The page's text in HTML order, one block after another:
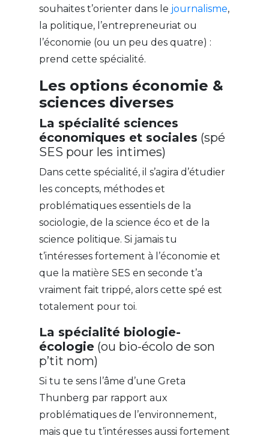
souhaites t’orienter dans le journalisme,
la politique, l’entrepreneuriat ou
l’économie (ou un peu des quatre) :
prend cette spécialité.
Les options économie &
sciences diverses
La spécialité sciences
économiques et sociales (spé
SES pour les intimes)
Dans cette spécialité, il s’agira d’étudier
les concepts, méthodes et
problématiques essentiels de la
sociologie, de la science éco et de la
science politique. Si jamais tu
t’intéresses fortement à l’économie et
que la matière SES en seconde t’a
vraiment fait trippé, alors cette spé est
totalement pour toi.
La spécialité biologie-
écologie(ou bio-écolo de son
p’tit nom)
Si tu te sens l’âme d’une Greta
Thunberg par rapport aux
problématiques de l’environnement,
mais que tu t’intéresses aussi fortement